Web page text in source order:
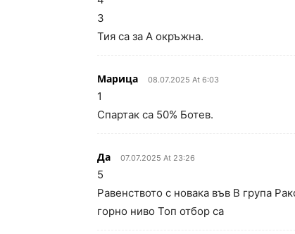
3
Тия са за А окръжна.
Марица 08.07.2025 At 6:03
1
Спартак са 50% Ботев.
Да 07.07.2025 At 23:26
5
Равенството с новака във В група
горно ниво Топ отбор са